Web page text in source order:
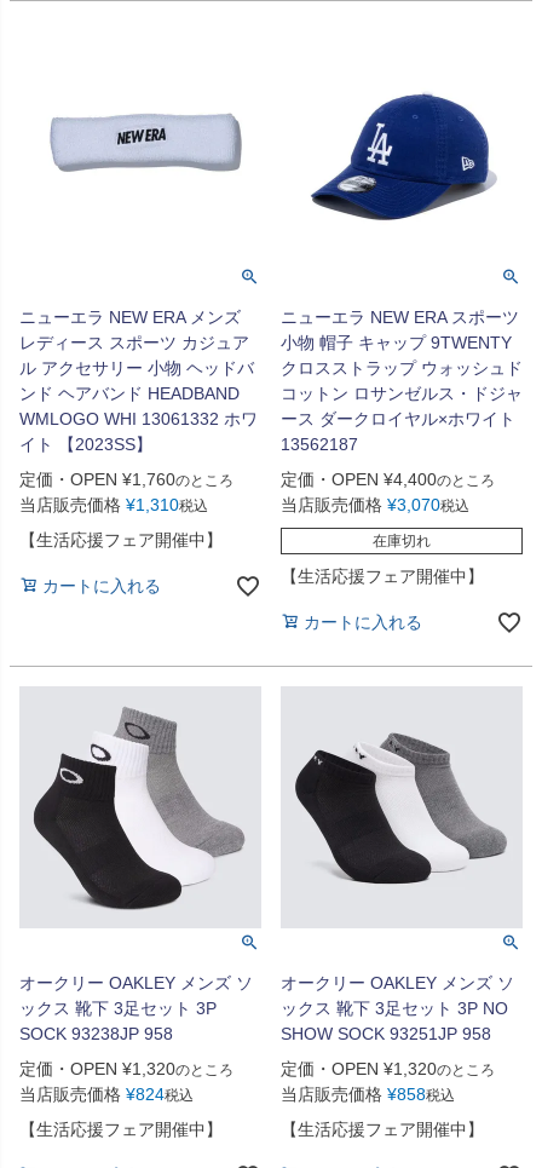
ニューエラ NEW ERA メンズ
レディース スポーツ カジュア
ル アクセサリー 小物 ヘッドバ
ンド ヘアバンド HEADBAND
WMLOGO WHI 13061332 ホワ
イト 【2023SS】
定価・OPEN ¥1,760のところ
当店販売価格 ¥1,310税込
【生活応援フェア開催中】
カートに入れる
ニューエラ NEW ERA スポーツ
小物 帽子 キャップ 9TWENTY
クロスストラップ ウォッシュド
コットン ロサンゼルス・ドジャ
ース ダークロイヤル×ホワイト
13562187
定価・OPEN ¥4,400のところ
当店販売価格 ¥3,070税込
在庫切れ
【生活応援フェア開催中】
カートに入れる
オークリー OAKLEY メンズ ソ
ックス 靴下 3足セット 3P
SOCK 93238JP 958
定価・OPEN ¥1,320のところ
当店販売価格 ¥824税込
【生活応援フェア開催中】
オークリー OAKLEY メンズ ソ
ックス 靴下 3足セット 3P NO
SHOW SOCK 93251JP 958
定価・OPEN ¥1,320のところ
当店販売価格 ¥858税込
【生活応援フェア開催中】